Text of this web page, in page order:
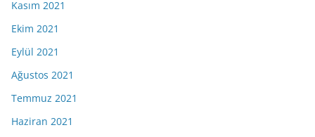
Kasım 2021
Ekim 2021
Eylül 2021
Ağustos 2021
Temmuz 2021
Haziran 2021